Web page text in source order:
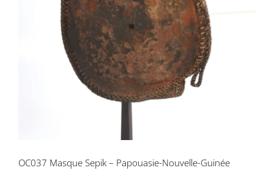
OC037 Masque Sepik – Papouasie-
Nouvelle-Guinée
OC037 Masque Sepik – Papouasie-Nouvelle-Guinée